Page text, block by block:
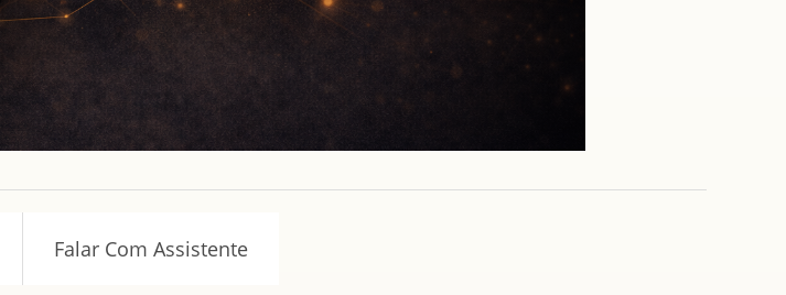
Falar Com Assistente